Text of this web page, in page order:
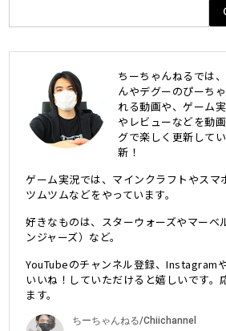
ちーちゃんねるでは
んやデグーのぴーち
れる動画や、ゲーム
やレビューなどを動
グで楽しく更新して
新！
ゲーム実況では、マインクラフトやスマ
ツムツムなどをやっています。
好きなものは、スターウォーズやマーベ
ンジャーズ）など。
YouTubeのチャンネル登録、Instagram
いいね！していただけると嬉しいです。
ます。